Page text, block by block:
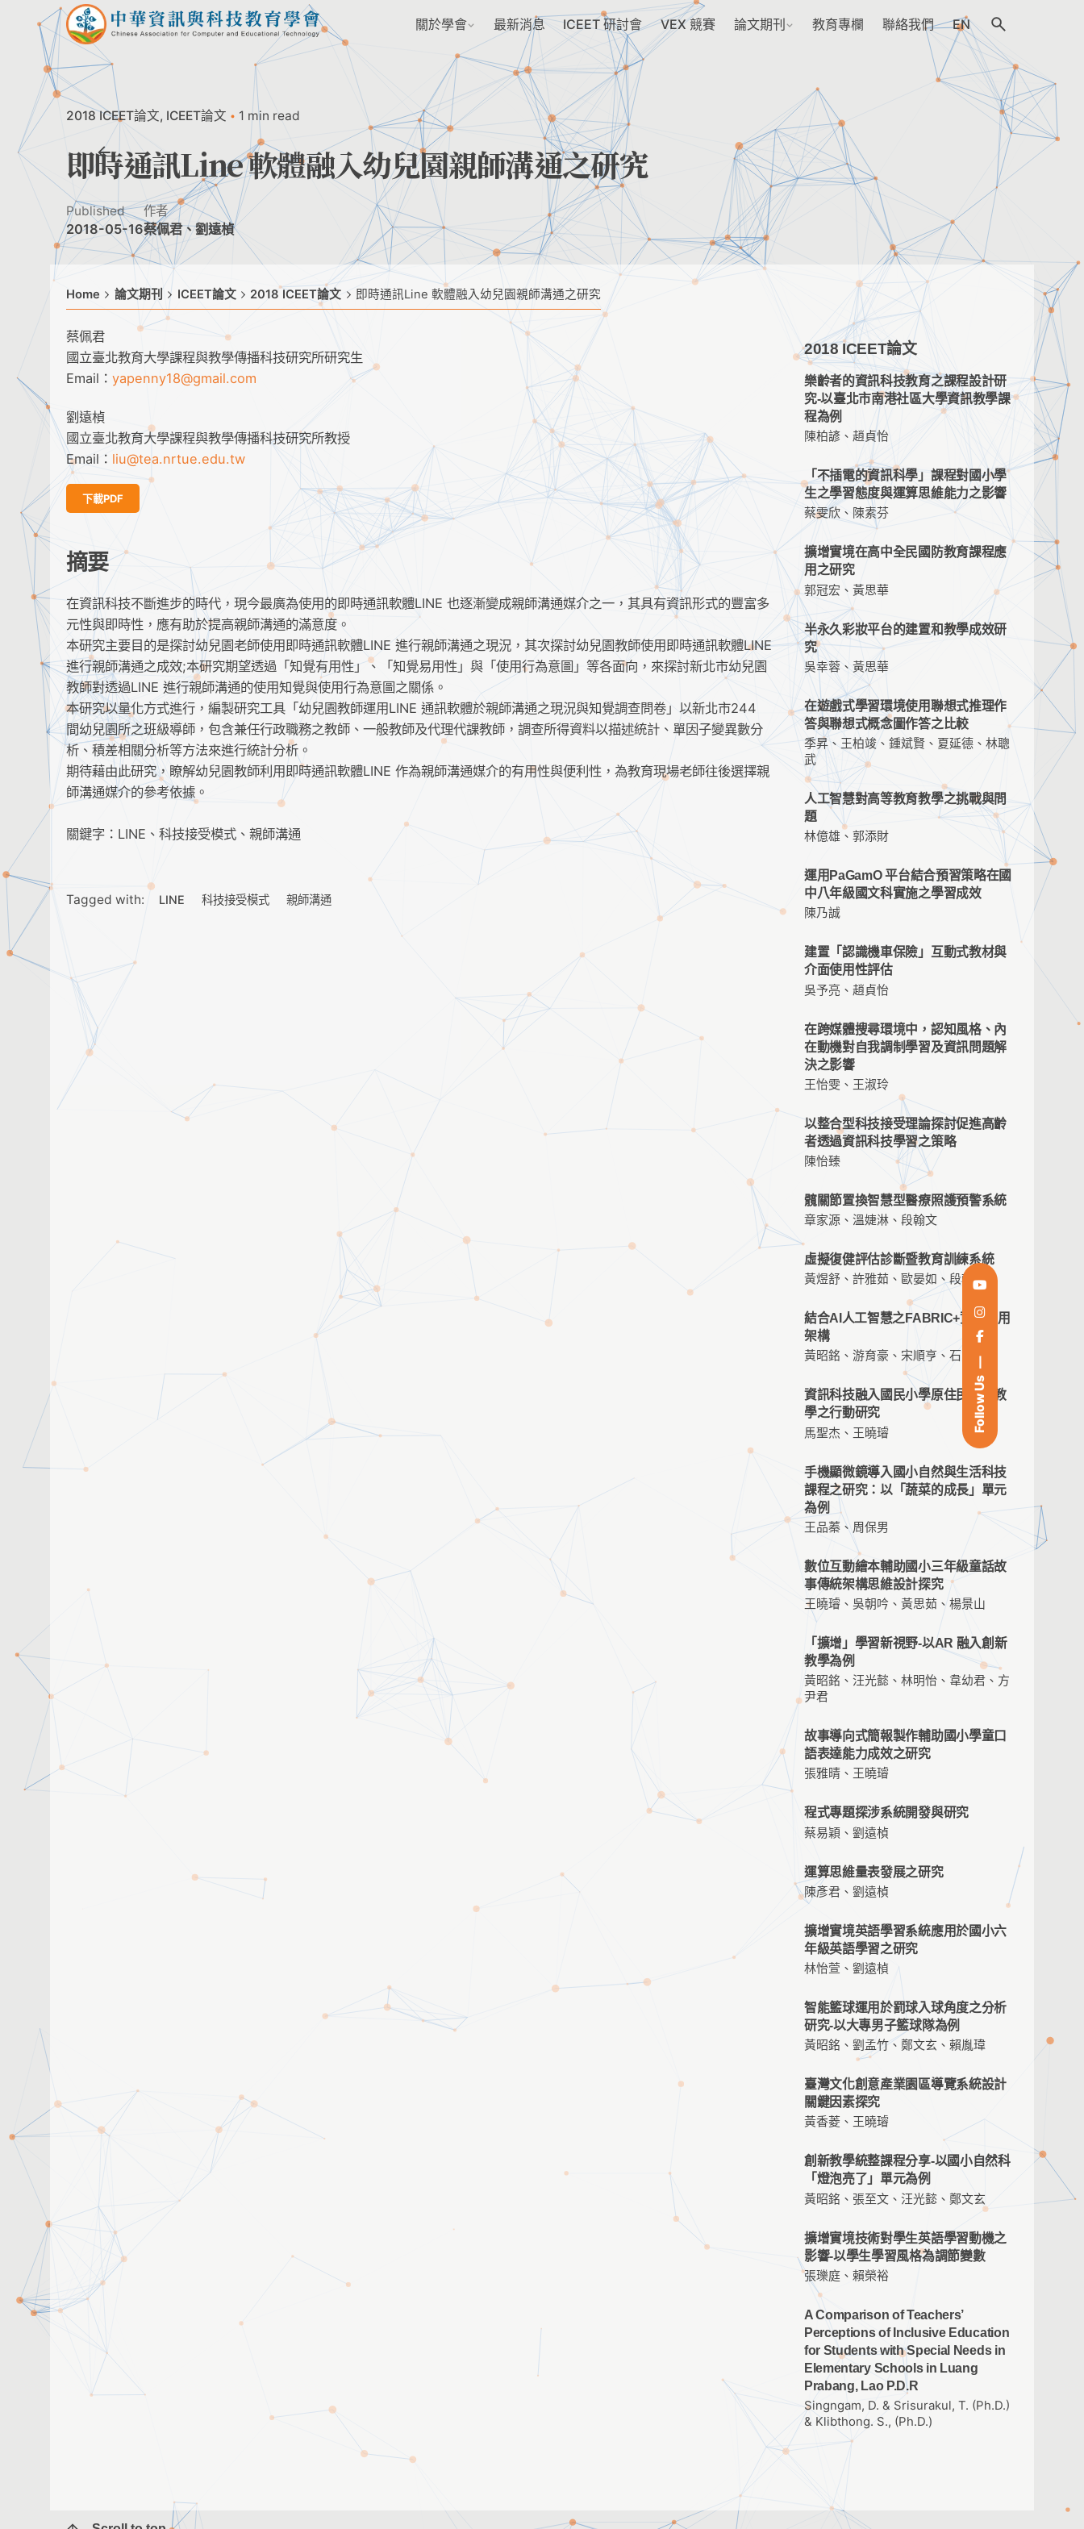
Follow Us
content
關於學會 最新消息 ICEET 研討會 VEX 競賽 論文期刊 教育專欄 聯絡我們 EN
2018 ICEET論文 ICEET論文 1 min read
即時通訊Line 軟體融入幼兒園親師溝通之研究
Published
2018-05-16
作者
蔡佩君、劉遠楨
Home 論文期刊 ICEET論文 2018 ICEET論文 即時通訊Line 軟體融入幼兒園親師溝通之研究
蔡佩君
國立臺北教育大學課程與教學傳播科技研究所研究生
Email： yapenny18@gmail.com
劉遠楨
國立臺北教育大學課程與教學傳播科技研究所教授
Email： liu@tea.nrtue.edu.tw
下載PDF
摘要
在資訊科技不斷進步的時代，現今最廣為使用的即時通訊軟體LINE 也逐漸變成親師溝通媒介之一，其具有資訊形式的豐富多
元性與即時性，應有助於提高親師溝通的滿意度。
本研究主要目的是探討幼兒園老師使用即時通訊軟體LINE 進行親師溝通之現況，其次探討幼兒園教師使用即時通訊軟體LINE
進行親師溝通之成效;本研究期望透過「知覺有用性」、「知覺易用性」與「使用行為意圖」等各面向，來探討新北市幼兒園
教師對透過LINE 進行親師溝通的使用知覺與使用行為意圖之關係。
本研究以量化方式進行，編製研究工具「幼兒園教師運用LINE 通訊軟體於親師溝通之現況與知覺調查問卷」以新北市244
間幼兒園所之班級導師，包含兼任行政職務之教師、一般教師及代理代課教師，調查所得資料以描述統計、單因子變異數分
析、積差相關分析等方法來進行統計分析。
期待藉由此研究，瞭解幼兒園教師利用即時通訊軟體LINE 作為親師溝通媒介的有用性與便利性，為教育現場老師往後選擇親
師溝通媒介的參考依據。
關鍵字：LINE、科技接受模式、親師溝通
Tagged with: LINE 科技接受模式 親師溝通
2018 ICEET論文
樂齡者的資訊科技教育之課程設計研
究-以臺北市南港社區大學資訊教學課
程為例
陳柏諺、趙貞怡
「不插電的資訊科學」課程對國小學
生之學習態度與運算思維能力之影響
蔡雯欣、陳素芬
擴增實境在高中全民國防教育課程應
用之研究
郭冠宏、黃思華
半永久彩妝平台的建置和教學成效研
究
吳幸蓉、黃思華
在遊戲式學習環境使用聯想式推理作
答與聯想式概念圖作答之比較
季昇、王柏竣、鍾斌賢、夏延德、林聰
武
人工智慧對高等教育教學之挑戰與問
題
林億雄、郭添財
運用PaGamO 平台結合預習策略在國
中八年級國文科實施之學習成效
陳乃誠
建置「認識機車保險」互動式教材與
介面使用性評估
吳予亮、趙貞怡
在跨媒體搜尋環境中，認知風格、內
在動機對自我調制學習及資訊問題解
決之影響
王怡雯、王淑玲
以整合型科技接受理論探討促進高齡
者透過資訊科技學習之策略
陳怡臻
髖關節置換智慧型醫療照護預警系統
章家源、溫婕淋、段翰文
虛擬復健評估診斷暨教育訓練系統
黃煜舒、許雅茹、歐晏如、段翰文
結合AI人工智慧之FABRIC+資訊應用
架構
黃昭銘、游育豪、宋順亨、石賢明
資訊科技融入國民小學原住民族語教
學之行動研究
馬聖杰、王曉璿
手機顯微鏡導入國小自然與生活科技
課程之研究：以「蔬菜的成長」單元
為例
王品蓁、周保男
數位互動繪本輔助國小三年級童話故
事傳統架構思維設計探究
王曉璿、吳朝吟、黃思茹、楊景山
「擴增」學習新視野-以AR 融入創新
教學為例
黃昭銘、汪光懿、林明怡、韋幼君、方
尹君
故事導向式簡報製作輔助國小學童口
語表達能力成效之研究
張雅晴、王曉璿
程式專題探涉系統開發與研究
蔡易穎、劉遠楨
運算思維量表發展之研究
陳彥君、劉遠楨
擴增實境英語學習系統應用於國小六
年級英語學習之研究
林怡萱、劉遠楨
智能籃球運用於罰球入球角度之分析
研究-以大專男子籃球隊為例
黃昭銘、劉孟竹、鄭文玄、賴胤瑋
臺灣文化創意產業園區導覽系統設計
關鍵因素探究
黃香菱、王曉璿
創新教學統整課程分享-以國小自然科
「燈泡亮了」單元為例
黃昭銘、張至文、汪光懿、鄭文玄
擴增實境技術對學生英語學習動機之
影響-以學生學習風格為調節變數
張瓅庭、賴榮裕
A Comparison of Teachers’
Perceptions of Inclusive Education
for Students with Special Needs in
Elementary Schools in Luang
Prabang, Lao P.D.R
Singngam, D. & Srisurakul, T. (Ph.D.)
& Klibthong. S., (Ph.D.)